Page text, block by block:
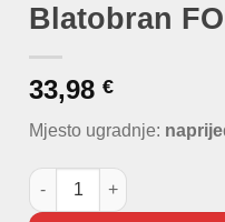
Blatobran
33,98 €
Mjesto ugradnje:
Blatobran FORD L količina